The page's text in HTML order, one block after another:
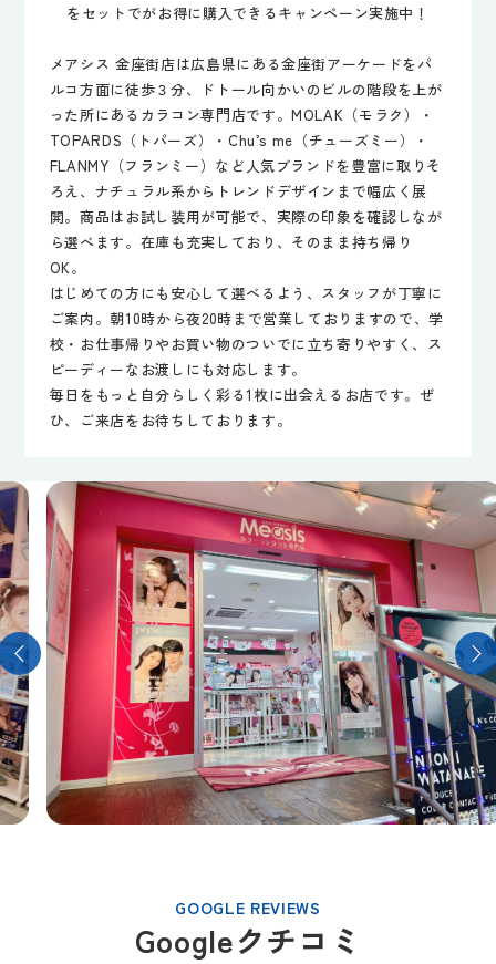
をセットでがお得に購入できるキャンペーン実施中！
メアシス 金座街店は広島県にある金座街アーケードをパ
ルコ方面に徒歩３分、ドトール向かいのビルの階段を上が
った所にあるカラコン専門店です。MOLAK（モラク）・
TOPARDS（トパーズ）・Chu’s me（チューズミー）・
FLANMY（フランミー）など人気ブランドを豊富に取りそ
ろえ、ナチュラル系からトレンドデザインまで幅広く展
開。商品はお試し装用が可能で、実際の印象を確認しなが
ら選べます。在庫も充実しており、そのまま持ち帰り
OK。
はじめての方にも安心して選べるよう、スタッフが丁寧に
ご案内。朝10時から夜20時まで営業しておりますので、学
校・お仕事帰りやお買い物のついでに立ち寄りやすく、ス
ピーディーなお渡しにも対応します。
毎日をもっと自分らしく彩る1枚に出会えるお店です。ぜ
ひ、ご来店をお待ちしております。
GOOGLE REVIEWS
Googleクチコミ